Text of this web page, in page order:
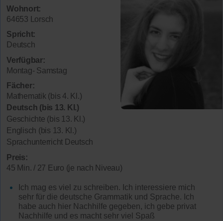
Wohnort:
64653 Lorsch
Spricht:
Deutsch
Verfügbar:
Montag- Samstag
Fächer:
Mathematik (bis 4. Kl.)
Deutsch (bis 13. Kl.)
Geschichte (bis 13. Kl.)
Englisch (bis 13. Kl.)
Sprachunterricht Deutsch
Preis:
45 Min. / 27 Euro (je nach Niveau)
Ich mag es viel zu schreiben. Ich interessiere mich
sehr für die deutsche Grammatik und Sprache. Ich
habe auch hier Nachhilfe gegeben, ich gebe privat
Nachhilfe und es macht sehr viel Spaß